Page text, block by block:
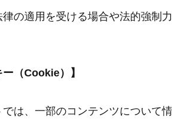
律の適用を受ける場合や法的強制
ー（Cookie）】
では、一部のコンテンツについて